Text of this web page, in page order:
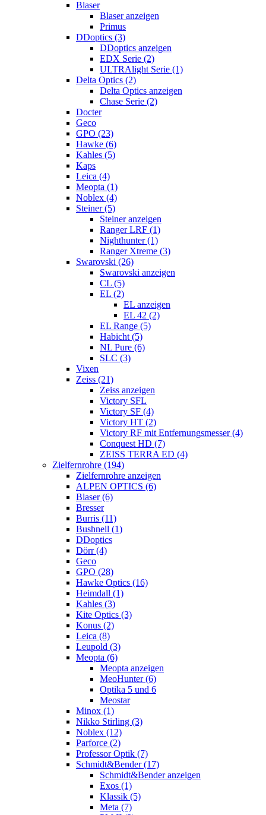
Blaser
Blaser anzeigen
Primus
DDoptics (3)
DDoptics anzeigen
EDX Serie (2)
ULTRAlight Serie (1)
Delta Optics (2)
Delta Optics anzeigen
Chase Serie (2)
Docter
Geco
GPO (23)
Hawke (6)
Kahles (5)
Kaps
Leica (4)
Meopta (1)
Noblex (4)
Steiner (5)
Steiner anzeigen
Ranger LRF (1)
Nighthunter (1)
Ranger Xtreme (3)
Swarovski (26)
Swarovski anzeigen
CL (5)
EL (2)
EL anzeigen
EL 42 (2)
EL Range (5)
Habicht (5)
NL Pure (6)
SLC (3)
Vixen
Zeiss (21)
Zeiss anzeigen
Victory SFL
Victory SF (4)
Victory HT (2)
Victory RF mit Entfernungsmesser (4)
Conquest HD (7)
ZEISS TERRA ED (4)
Zielfernrohre (194)
Zielfernrohre anzeigen
ALPEN OPTICS (6)
Blaser (6)
Bresser
Burris (11)
Bushnell (1)
DDoptics
Dörr (4)
Geco
GPO (28)
Hawke Optics (16)
Heimdall (1)
Kahles (3)
Kite Optics (3)
Konus (2)
Leica (8)
Leupold (3)
Meopta (6)
Meopta anzeigen
MeoHunter (6)
Optika 5 und 6
Meostar
Minox (1)
Nikko Stirling (3)
Noblex (12)
Parforce (2)
Professor Optik (7)
Schmidt&Bender (17)
Schmidt&Bender anzeigen
Exos (1)
Klassik (5)
Meta (7)